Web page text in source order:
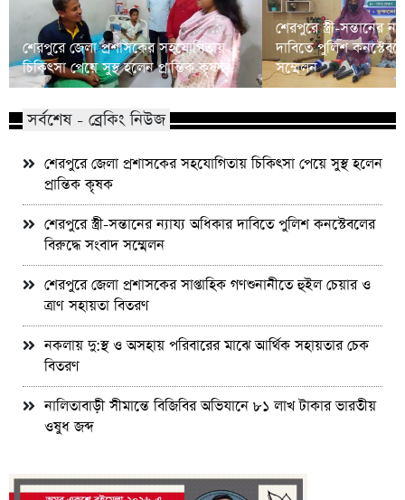
শেরপুরে জেলা প্রশাসকের সহযোগিতায়
চিকিৎসা পেয়ে সুস্থ হলেন প্রান্তিক কৃষক
শেরপুরে স্ত্রী-সন্তানের
দাবিতে পুলিশ
সম্মেলন
সর্বশেষ - ব্রেকিং নিউজ
শেরপুরে জেলা প্রশাসকের সহযোগিতায় চিকিৎসা পেয়ে সুস্থ হলেন
প্রান্তিক কৃষক
শেরপুরে স্ত্রী-সন্তানের ন্যায্য অধিকার দাবিতে পুলিশ কনস্টেবলের
বিরুদ্ধে সংবাদ সম্মেলন
শেরপুরে জেলা প্রশাসকের সাপ্তাহিক গণশুনানীতে হুইল চেয়ার ও
ত্রাণ সহায়তা বিতরণ
নকলায় দু:স্থ ও অসহায় পরিবারের মাঝে আর্থিক সহায়তার চেক
বিতরণ
নালিতাবাড়ী সীমান্তে বিজিবির অভিযানে ৮১ লাখ টাকার ভারতীয়
ওষুধ জব্দ